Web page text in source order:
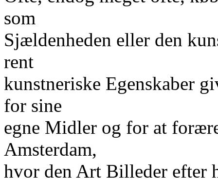
som
Sjældenheden eller den
rent
kunstneriske Egenskaber
for sine
egne Midler og for at
Amsterdam,
hvor den Art Billeder efter